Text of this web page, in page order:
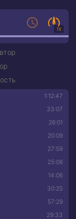
1X
1:12:47
33:07
26:01
20:09
27:59
25:08
14:06
30:25
57:29
29:33